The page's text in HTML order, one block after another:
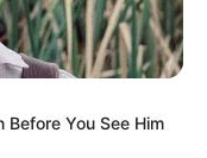
Before You See Him